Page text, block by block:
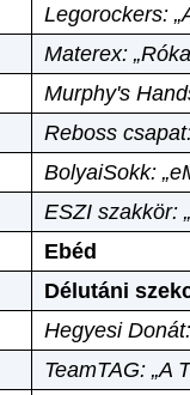
Legorockers:
Materex:
Murphy's
Reboss
BolyaiSokk:
ESZI szakkör:
Ebéd
Délutáni
Hegyesi
TeamTAG: „A